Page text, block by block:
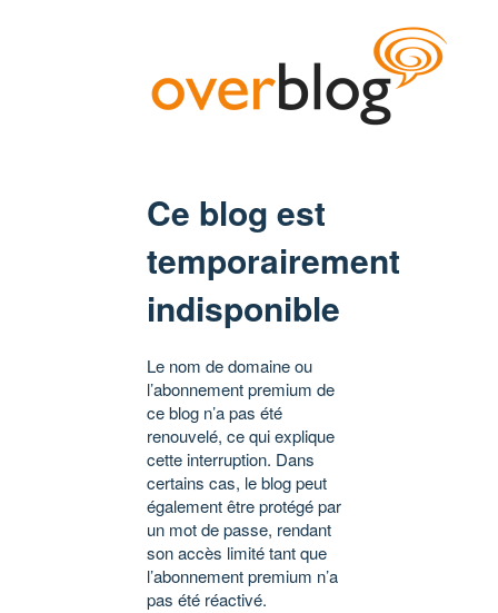
Ce blog est
temporairement
indisponible
Le nom de domaine ou
l’abonnement premium de
ce blog n’a pas été
renouvelé, ce qui explique
cette interruption. Dans
certains cas, le blog peut
également être protégé par
un mot de passe, rendant
son accès limité tant que
l’abonnement premium n’a
pas été réactivé.